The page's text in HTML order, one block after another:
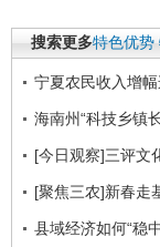
搜索更多特色优势
宁夏农民收入增
海南州“科技乡镇
[今日观察]三评文
[聚焦三农]新春走
县域经济如何“稳